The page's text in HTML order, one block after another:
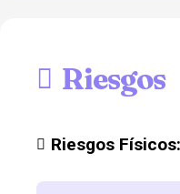
Riesgos
Riesgos Físicos: